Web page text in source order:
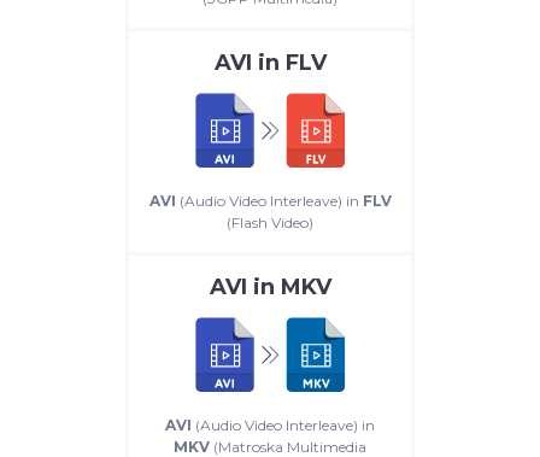
AVI in FLV
AVI (Audio Video Interleave) in FLV
(Flash Video)
AVI in MKV
AVI (Audio Video Interleave) in
MKV (Matroska Multimedia